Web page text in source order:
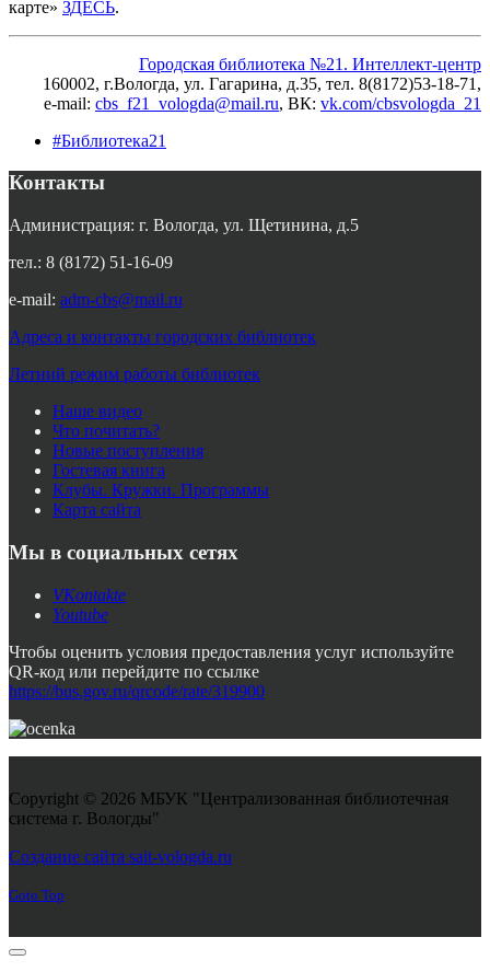
карте» ЗДЕСЬ.
Городская библиотека №21. Интеллект-центр
160002, г.Вологда, ул. Гагарина, д.35, тел. 8(8172)53-18-71,
e-mail: cbs_f21_vologda@mail.ru, ВК: vk.com/cbsvologda_21
#Библиотека21
Контакты
Администрация: г. Вологда, ул. Щетинина, д.5
тел.: 8 (8172) 51-16-09
e-mail: adm-cbs@mail.ru
Адреса и контакты городских библиотек
Летний режим работы библиотек
Наше видео
Что почитать?
Новые поступления
Гостевая книга
Клубы. Кружки. Программы
Карта сайта
Мы в социальных сетях
VKontakte
Youtube
Чтобы оценить условия предоставления услуг используйте
QR-код или перейдите по ссылке
https://bus.gov.ru/qrcode/rate/319900
Copyright © 2026 МБУК "Централизованная библиотечная
система г. Вологды"
Создание сайта sait-vologda.ru
Goto Top